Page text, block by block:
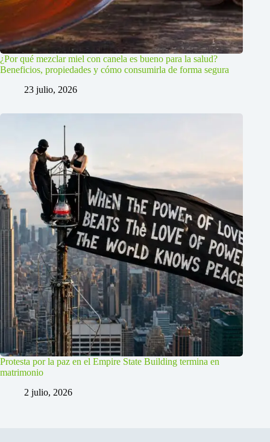
¿Por qué mezclar miel con canela es bueno para la salud?
Beneficios, propiedades y cómo consumirla de forma segura
23 julio, 2026
Protesta por la paz en el Empire State Building termina en
matrimonio
2 julio, 2026